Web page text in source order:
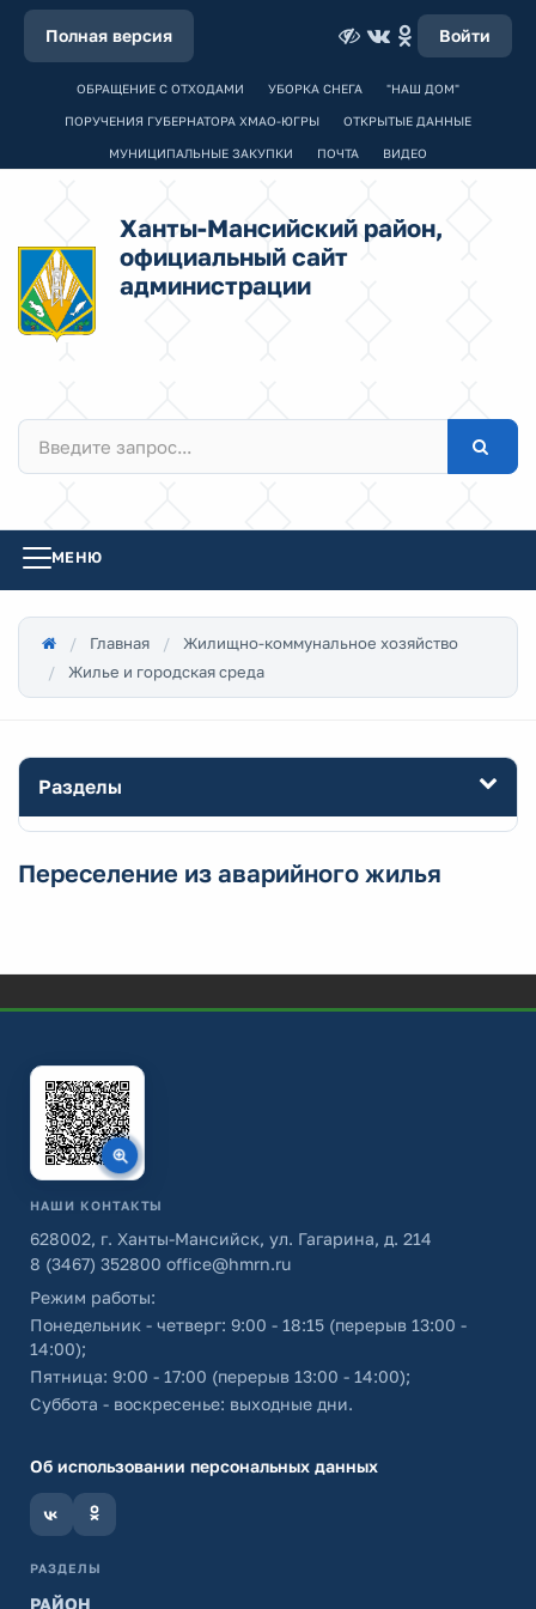
Полная версия Войти
ОБРАЩЕНИЕ С ОТХОДАМИ УБОРКА СНЕГА "НАШ ДОМ"
ПОРУЧЕНИЯ ГУБЕРНАТОРА ХМАО-ЮГРЫ ОТКРЫТЫЕ ДАННЫЕ
МУНИЦИПАЛЬНЫЕ ЗАКУПКИ ПОЧТА ВИДЕО
Ханты-Мансийский район,
официальный сайт
администрации
МЕНЮ
Главная
Жилищно-коммунальное хозяйство
Жилье и городская среда
Разделы
Переселение из аварийного жилья
НАШИ КОНТАКТЫ
628002, г. Ханты-Мансийск, ул. Гагарина, д. 214
8 (3467) 352800 office@hmrn.ru
Режим работы:
Понедельник - четверг: 9:00 - 18:15 (перерыв 13:00 -
14:00);
Пятница: 9:00 - 17:00 (перерыв 13:00 - 14:00);
Суббота - воскресенье: выходные дни.
Об использовании персональных данных
РАЗДЕЛЫ
РАЙОН